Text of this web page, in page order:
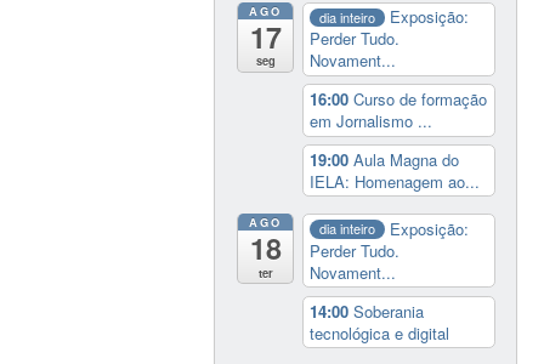
AGO
17
seg
dia inteiro
Exposição:
Perder Tudo.
Novament...
16:00Curso de formação
em Jornalismo ...
19:00Aula Magna do
IELA: Homenagem ao...
AGO
18
ter
dia inteiro
Exposição:
Perder Tudo.
Novament...
14:00Soberania
tecnológica e digital